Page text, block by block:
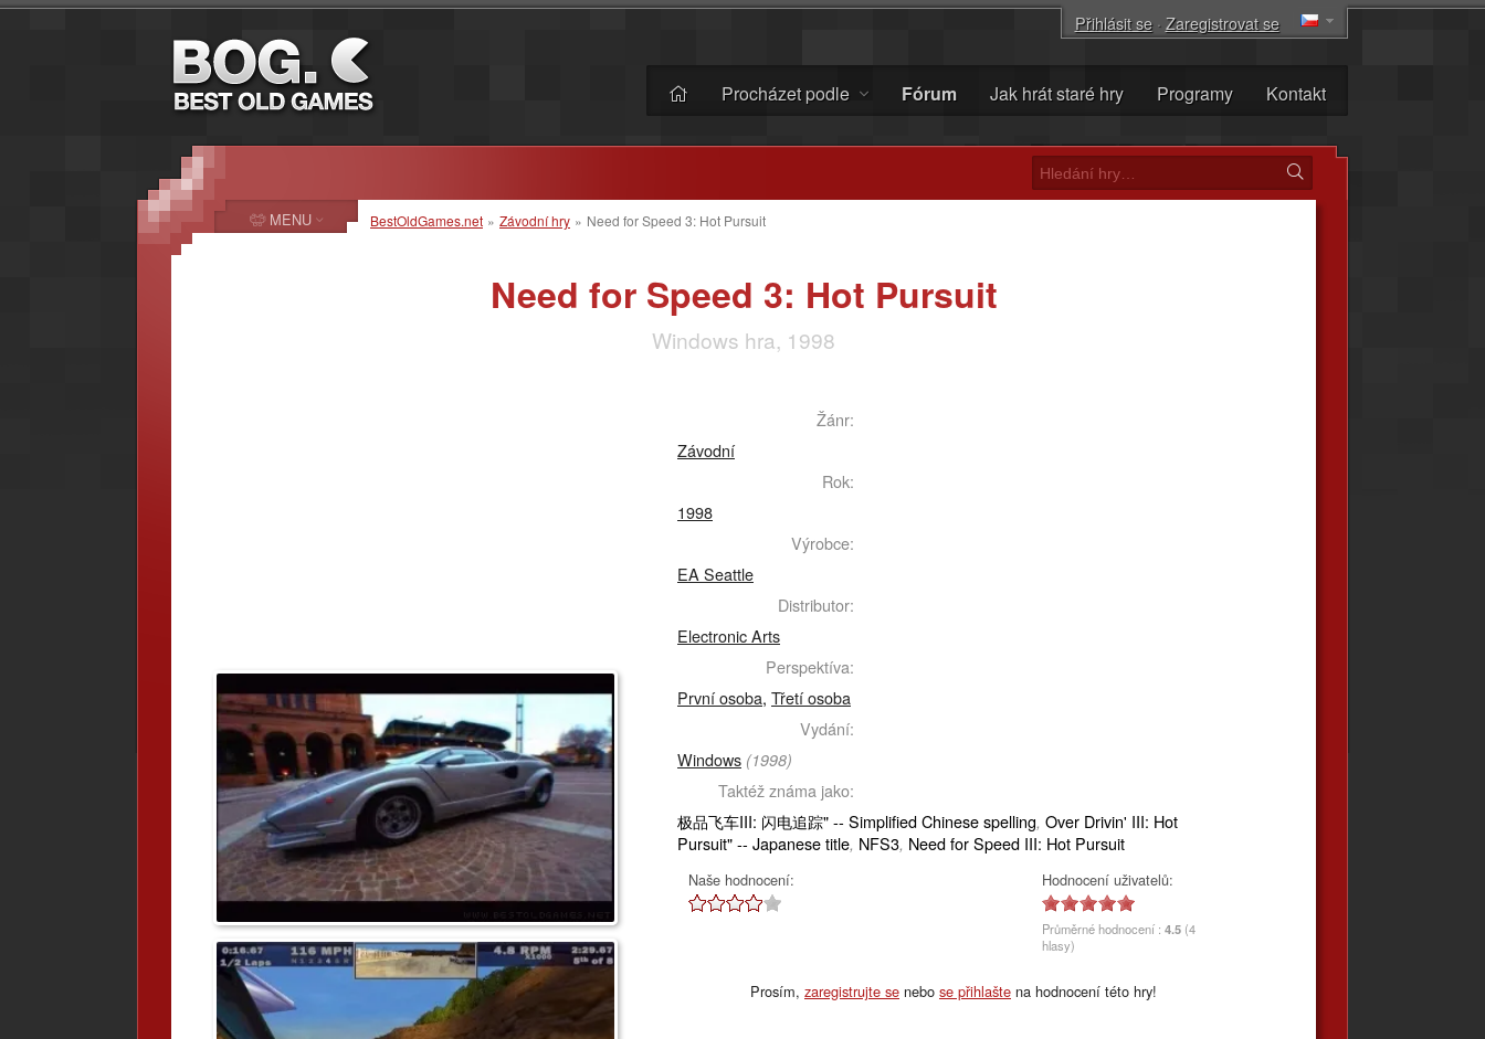
Přihlásit se·Zaregistrovat se
Procházet podle Fórum Jak hrát staré hry Programy Kontakt
BestOldGames.net » Závodní hry » Need for Speed 3: Hot Pursuit
Need for Speed 3: Hot Pursuit
Windows hra, 1998
Žánr:
Závodní
Rok:
1998
Výrobce:
EA Seattle
Distributor:
Electronic Arts
Perspektíva:
První osoba, Třetí osoba
Vydání:
Windows (1998)
Taktéž známa jako:
极品飞车III: 闪电追踪" -- Simplified Chinese spelling, Over Drivin' III: Hot
Pursuit" -- Japanese title, NFS3, Need for Speed III: Hot Pursuit
Naše hodnocení: Hodnocení uživatelů:
Průměrné hodnocení : 4.5 (4
hlasy)
Prosím, zaregistrujte se nebo se přihlašte na hodnocení této hry!
MENU